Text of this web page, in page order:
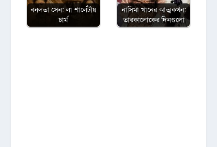
বনলতা সেন: লা শার্লেটীয়
চার্ম
নাসিমা খানের আত্মকথন:
তারকালোকের দিনগুলো